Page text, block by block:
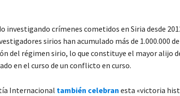
investigando crímenes cometidos en Siria desde
sirios han acumulado más de 1.000.000
del régimen sirio, lo que constituye el mayor alijo
en el curso de un conflicto en curso.
Internacional también celebran esta «victoria